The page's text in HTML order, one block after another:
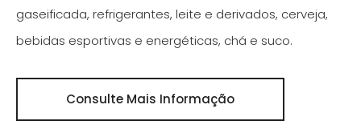
gaseificada, refrigerantes, leite e derivados, cerveja,
bebidas esportivas e energéticas, chá e suco.
Consulte Mais Informação